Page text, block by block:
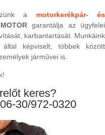
a motorkerékpár- és
garantálja az ügyfelei
karbantartását. Munkáink
képviselt, többek között
járművei is.
keres?
06-30/972-0320